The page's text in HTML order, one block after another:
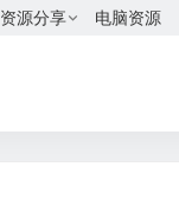
资源分享 电脑资源